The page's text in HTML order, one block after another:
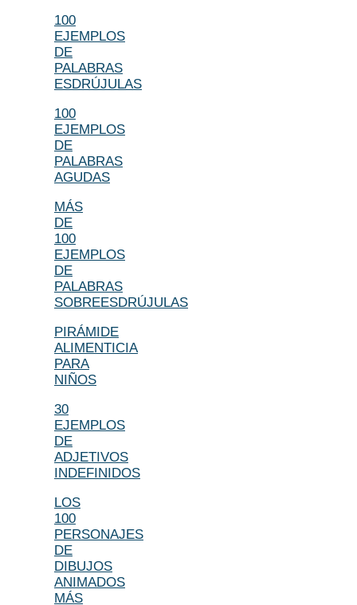
100
EJEMPLOS
DE
PALABRAS
ESDRÚJULAS
100
EJEMPLOS
DE
PALABRAS
AGUDAS
MÁS
DE
100
EJEMPLOS
DE
PALABRAS
SOBREESDRÚJULAS
PIRÁMIDE
ALIMENTICIA
PARA
NIÑOS
30
EJEMPLOS
DE
ADJETIVOS
INDEFINIDOS
LOS
100
PERSONAJES
DE
DIBUJOS
ANIMADOS
MÁS